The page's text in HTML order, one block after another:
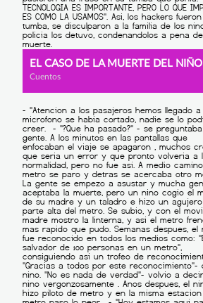
EL CASO DE LA MUERTE DEL NIÑO
Cuentos